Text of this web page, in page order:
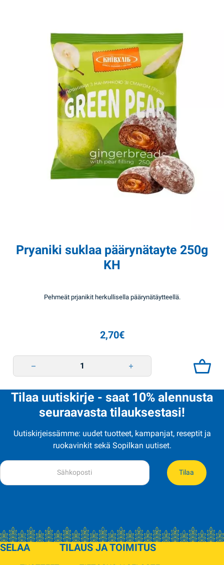
Pryaniki suklaa päärynätayte 250g
KH
Pehmeät prjanikit herkullisella päärynätäytteellä.
2,70€
Tilaa uutiskirje - saat 10% alennusta
seuraavasta tilauksestasi!
Uutiskirjeissämme: uudet tuotteet, kampanjat, reseptit ja
ruokavinkit sekä Sopilkan uutiset.
Tilaa
SELAA TILAUS JA TOIMITUS